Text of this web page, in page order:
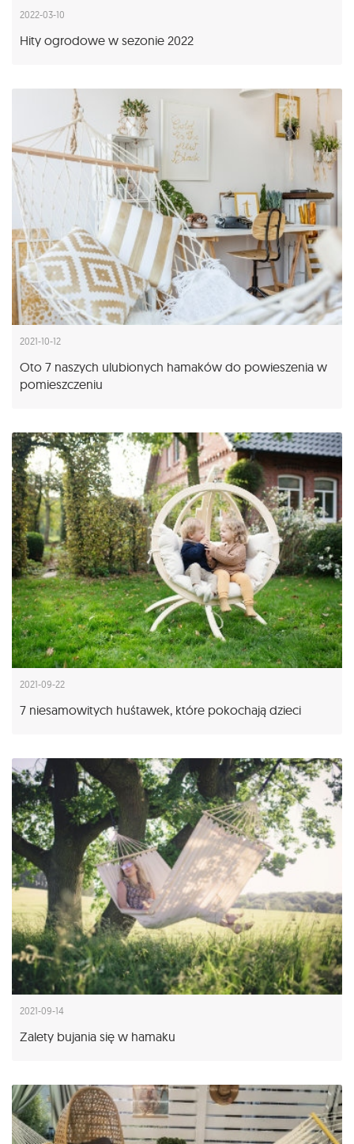
2022-03-10
Hity ogrodowe w sezonie 2022
2021-10-12
Oto 7 naszych ulubionych hamaków do powieszenia w
pomieszczeniu
2021-09-22
7 niesamowitych huśtawek, które pokochają dzieci
2021-09-14
Zalety bujania się w hamaku